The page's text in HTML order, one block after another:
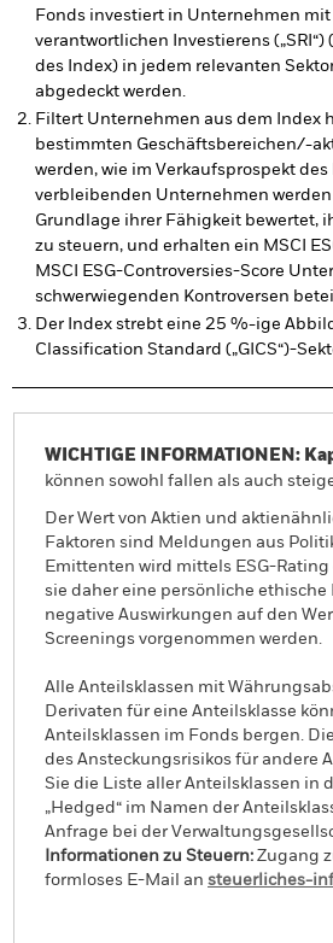
Fonds investiert in Unternehmen mit
verantwortlichen Investierens
des Index) in jedem relevanten
abgedeckt werden.
Filtert Unternehmen aus dem Index
bestimmten Geschäftsbereichen/-
werden, wie im Verkaufsprospekt
verbleibenden Unternehmen
Grundlage ihrer Fähigkeit bewertet,
zu steuern, und erhalten ein MSCI
MSCI ESG-Controversies-Score
schwerwiegenden Kontroversen
Der Index strebt eine 25 %-ige
Classification Standard („GICS“)-
WICHTIGE INFORMATIONEN:
können sowohl fallen als auch
Der Wert von Aktien und
Faktoren sind Meldungen aus
Emittenten wird mittels ESG-
sie daher eine persönliche ethische
negative Auswirkungen auf den
Screenings vorgenommen werden.
Alle Anteilsklassen mit
Derivaten für eine Anteilsklasse
Anteilsklassen im Fonds bergen.
des Ansteckungsrisikos für andere
Sie die Liste aller Anteilsklassen in
„Hedged“ im Namen der
Anfrage bei der
Informationen zu Steuern: Zugang
formloses E-Mail an steuerliches-